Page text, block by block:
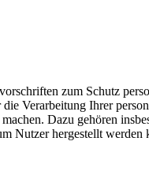
zum Schutz
Verarbeitung Ihrer
Dazu gehören
Nutzer hergestellt werden